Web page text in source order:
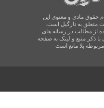
حقوق مادی و معنوی این
متعلق به نارگیل است.
از مطالب در رسانه های
با ذکر منبع و لینک به صفحه
مربوطه بلا مانع است